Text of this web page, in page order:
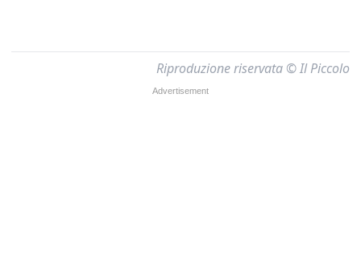
Riproduzione riservata © Il Piccolo